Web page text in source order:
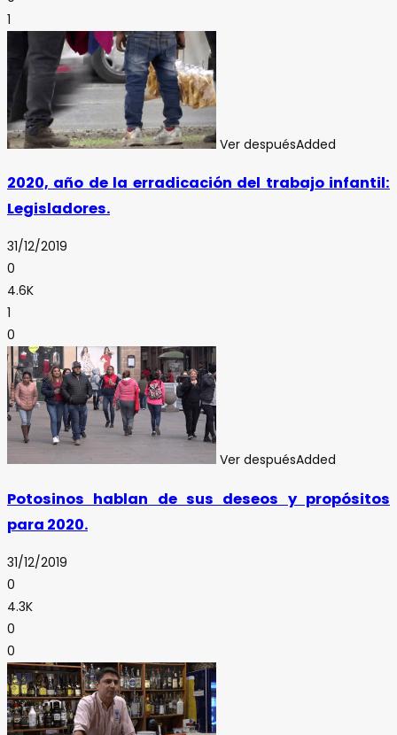
1
Ver despuésAdded
2020, año de la erradicación del trabajo infantil:
Legisladores.
31/12/2019
0
4.6K
1
0
Ver despuésAdded
Potosinos hablan de sus deseos y propósitos
para 2020.
31/12/2019
0
4.3K
0
0